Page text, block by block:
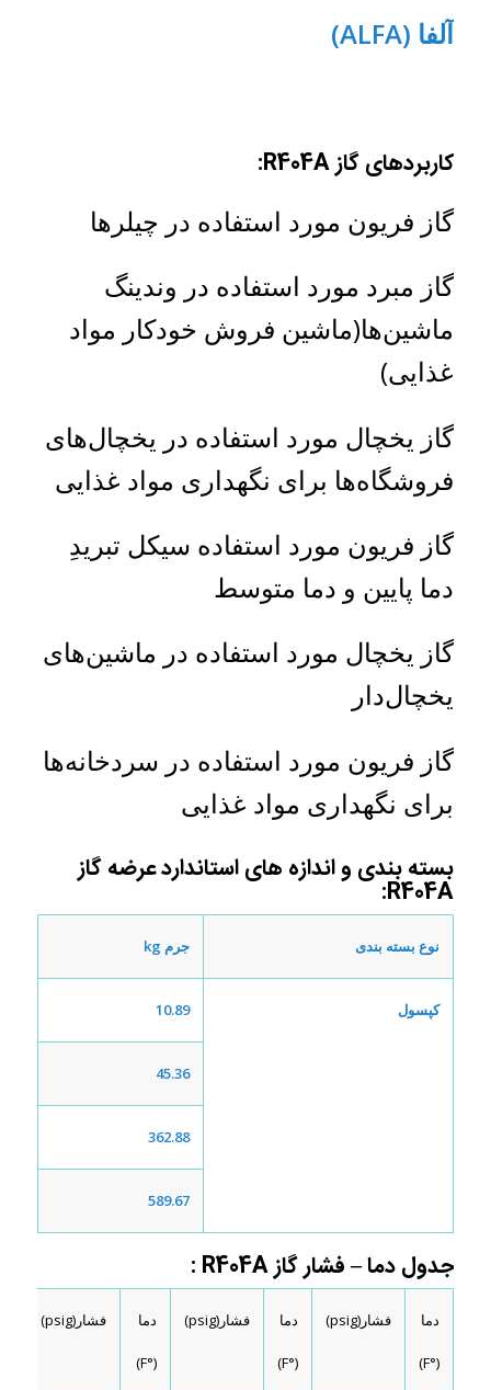
آلفا (ALFA)
کاربرد‌های گاز R404A:
گاز فریون مورد استفاده در چیلر‌ها
گاز مبرد مورد استفاده در وندینگ
ماشین‌ها(ماشین فروش خودکار مواد
غذایی)
گاز یخچال مورد استفاده در یخچال‌های
فروشگاه‌ها برای نگهداری مواد غذایی
گاز فریون مورد استفاده‌ سیکل تبریدِ
دما پایین و دما متوسط
گاز یخچال مورد استفاده‌ در ماشین‌های
یخچال‌دار
گاز فریون مورد استفاده‌ در سردخانه‌ها
برای نگهداری مواد غذایی
بسته بندی و اندازه های استاندارد عرضه گاز
R404A:
نوع بسته بندی جرم kg
کپسول 10.89
45.36
362.88
589.67
جدول دما – فشار گاز R404A :
دما
(°F)
فشار(psig) دما
(°F)
فشار(psig) دما
(°F)
فشار(psig)